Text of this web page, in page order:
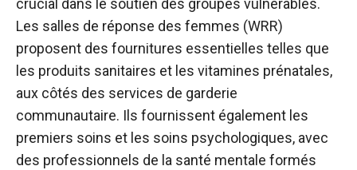
crucial dans le soutien des groupes vulnérables.
Les salles de réponse des femmes (WRR)
proposent des fournitures essentielles telles que
les produits sanitaires et les vitamines prénatales,
aux côtés des services de garderie
communautaire. Ils fournissent également les
premiers soins et les soins psychologiques, avec
des professionnels de la santé mentale formés